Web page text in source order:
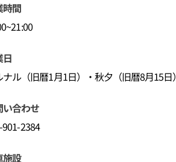
時間
日
ナル（旧暦1月1日）・秋夕（旧暦8月15日）
い合わせ
2384
施設